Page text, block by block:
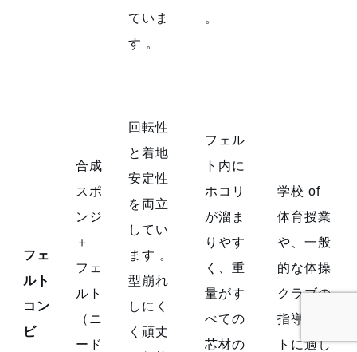
ていま
す 。
。
フェ
ルト
コン
ビ
合成
スポ
ンジ
＋
フェ
ルト
（ニ
ード
回転性
と着地
安定性
を両立
してい
ます 。
型崩れ
しにく
く頑丈
フェル
ト内に
ホコリ
が溜ま
りやす
く、重
量がす
べての
芯材の
学校 of
体育授業
や、一般
的な体操
クラブの
指導マッ
トに適し